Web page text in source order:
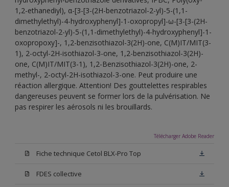
1,2-ethanediyl), α-[3-[3-(2H-benzotriazol-2-yl)-5-(1,1-
dimethylethyl)-4-hydroxyphenyl]-1-oxopropyl]-ω-[3-[3-(2H-
benzotriazol-2-yl)-5-(1,1-dimethylethyl)-4-hydroxyphenyl]-1-
oxopropoxy]-, 1,2-benzisothiazol-3(2H)-one, C(M)IT/MIT(3-
1), 2-octyl-2H-isothiazol-3-one, 1,2-benzisothiazol-3(2H)-
one, C(M)IT/MIT(3-1), 1,2-Benzisothiazol-3(2H)-one, 2-
methyl-, 2-octyl-2H-isothiazol-3-one. Peut produire une
réaction allergique. Attention! Des gouttelettes respirables
dangereuses peuvent se former lors de la pulvérisation. Ne
pas respirer les aérosols ni les brouillards.
Télécharger Adobe Reader
Fiche technique Cetol BLX-Pro Top
FDES collective